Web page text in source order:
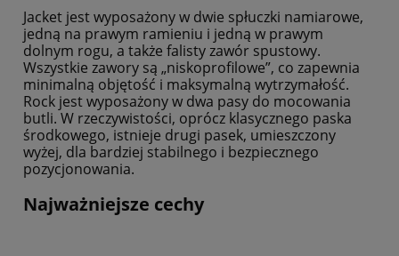
Jacket jest wyposażony w dwie spłuczki namiarowe,
jedną na prawym ramieniu i jedną w prawym
dolnym rogu, a także falisty zawór spustowy.
Wszystkie zawory są „niskoprofilowe”, co zapewnia
minimalną objętość i maksymalną wytrzymałość.
Rock jest wyposażony w dwa pasy do mocowania
butli. W rzeczywistości, oprócz klasycznego paska
środkowego, istnieje drugi pasek, umieszczony
wyżej, dla bardziej stabilnego i bezpiecznego
pozycjonowania.
Najważniejsze cechy